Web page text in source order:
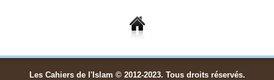
Les Cahiers de l'Islam © 2012-2023. Tous droits réservés.